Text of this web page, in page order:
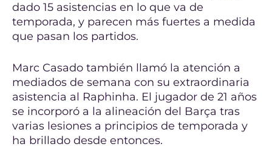
dado 15 asistencias en lo que va de
temporada, y parecen más fuertes a medida
que pasan los partidos.
Marc Casado también llamó la atención a
mediados de semana con su extraordinaria
asistencia al Raphinha. El jugador de 21 años
se incorporó a la alineación del Barça tras
varias lesiones a principios de temporada y
ha brillado desde entonces.